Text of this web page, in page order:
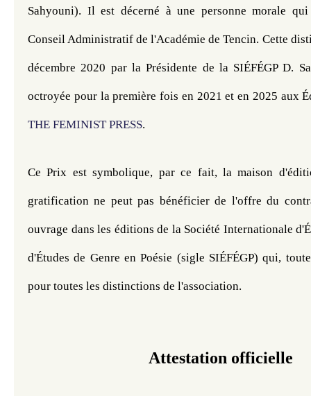
Sahyouni). Il est décerné à une personne morale
Conseil Administratif de l'Académie de Tencin. Cette
décembre 2020 par la Présidente de la SIÉFÉGP D.
octroyée pour la première fois en 2021 et en 2025 aux
THE FEMINIST PRESS.
Ce Prix est symbolique, par ce fait, la maison
gratification ne peut pas bénéficier de l'offre du
ouvrage dans les éditions de la Société Internationale
d'Études de Genre en Poésie (sigle SIÉFÉGP) qui,
pour toutes les distinctions de l'association.
Attestation officielle